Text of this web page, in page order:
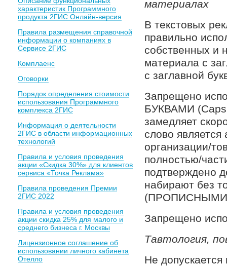
характеристик Программного
продукта 2ГИС Онлайн-версия
Правила размещения справочной
информации о компаниях в
Сервисе 2ГИС
Комплаенс
Оговорки
Порядок определения стоимости
использования Программного
комплекса 2ГИС
Информация о деятельности
2ГИС в области информационных
технологий
Правила и условия проведения
акции «Скидка 30%» для клиентов
сервиса «Точка Реклама»
Правила проведения Премии
2ГИС 2022
Правила и условия проведения
акции скидка 25% для малого и
среднего бизнеса г. Москвы
Лицензионное соглашение об
использовании личного кабинета
Отелло
материалах
В текстовых
правильно
собственных и
материала с
с заглавной
Запрещено
БУКВАМИ (Caps
замедляет
слово
организации/
полностью/
подтверждено
набирают без
(ПРОПИСНЫМИ
Запрещено
Тавтология,
Не допускается